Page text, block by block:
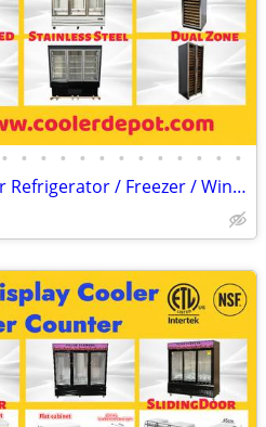
• • • • • • • • • • • • •
Merchandiser Glass Door Refrigerator / Freezer / Wine Cooler